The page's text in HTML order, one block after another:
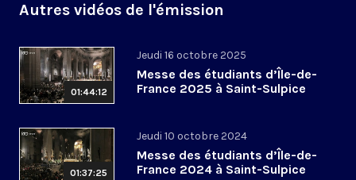
Autres vidéos de l'émission
01:44:12
Jeudi 16 octobre 2025
Messe des étudiants d’Île-de-
France 2025 à Saint-Sulpice
01:37:25
Jeudi 10 octobre 2024
Messe des étudiants d’Île-de-
France 2024 à Saint-Sulpice